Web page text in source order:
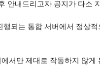
안내드리고자 공지가 다소
되는 통합 서버에서 정상
서만 제대로 작동하지 않게